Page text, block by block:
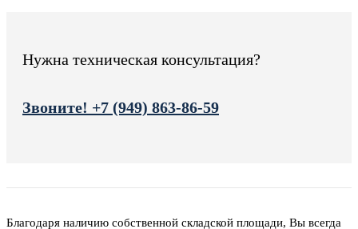
Нужна техническая консультация?
Звоните! +7 (949) 863-86-59
Благодаря наличию собственной складской площади, Вы всегда